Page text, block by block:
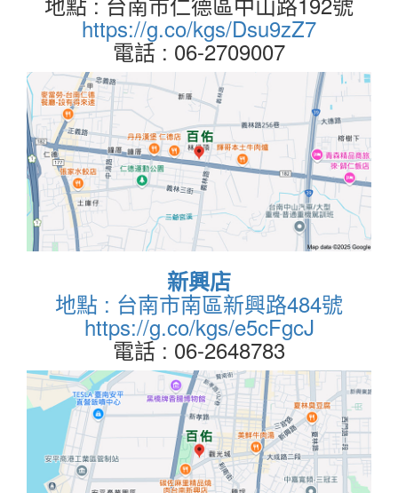
https://g.co/kgs/Dsu9zZ7
電話 : 06-2709007
新興店
地點 : 台南市南區新興路484號
https://g.co/kgs/e5cFgcJ
電話 : 06-2648783